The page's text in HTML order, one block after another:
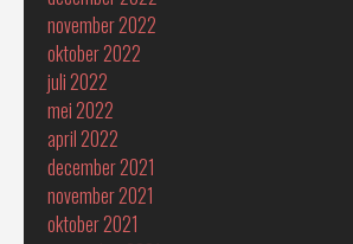
november 2022
oktober 2022
juli 2022
mei 2022
april 2022
december 2021
november 2021
oktober 2021